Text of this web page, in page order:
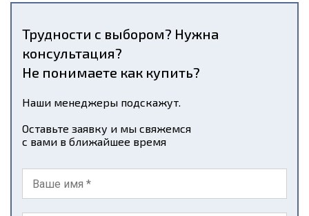
Трудности с выбором? Нужна
консультация?
Не понимаете как купить?
Наши менеджеры подскажут.
Оставьте заявку и мы свяжемся
с вами в ближайшее время